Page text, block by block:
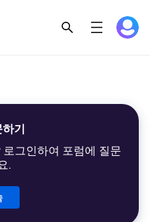
기
그인하여 포럼에 질문
.